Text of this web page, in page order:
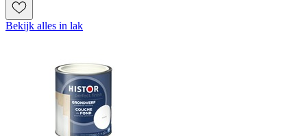
Bekijk alles in lak